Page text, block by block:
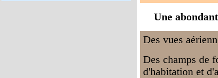
Une
Des vues
Des champs de
d'habitation et